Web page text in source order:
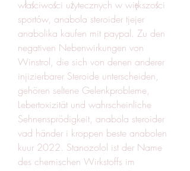
właściwości użytecznych w większości
sportów, anabola steroider tjejer
anabolika kaufen mit paypal. Zu den
negativen Nebenwirkungen von
Winstrol, die sich von denen anderer
injizierbarer Steroide unterscheiden,
gehören seltene Gelenkprobleme,
Lebertoxizität und wahrscheinliche
Sehnensprödigkeit, anabola steroider
vad händer i kroppen beste anabolen
kuur 2022. Stanozolol ist der Name
des chemischen Wirkstoffs im